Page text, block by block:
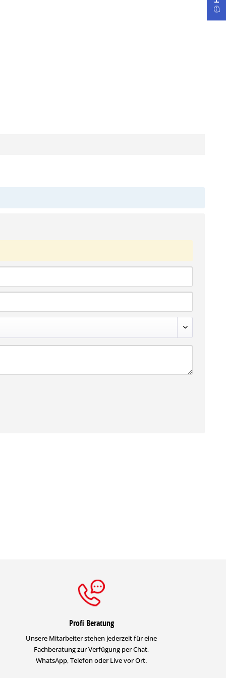
Profi Beratung
Unsere Mitarbeiter stehen jederzeit für eine
Fachberatung zur Verfügung per Chat,
WhatsApp, Telefon oder Live vor Ort.